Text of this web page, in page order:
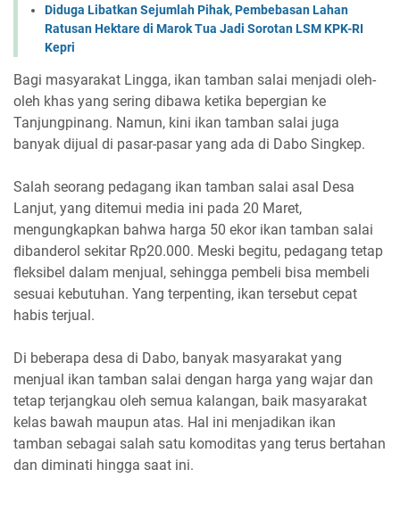
Diduga Libatkan Sejumlah Pihak, Pembebasan Lahan
Ratusan Hektare di Marok Tua Jadi Sorotan LSM KPK-RI
Kepri
Bagi masyarakat Lingga, ikan tamban salai menjadi oleh-
oleh khas yang sering dibawa ketika bepergian ke
Tanjungpinang. Namun, kini ikan tamban salai juga
banyak dijual di pasar-pasar yang ada di Dabo Singkep.
Salah seorang pedagang ikan tamban salai asal Desa
Lanjut, yang ditemui media ini pada 20 Maret,
mengungkapkan bahwa harga 50 ekor ikan tamban salai
dibanderol sekitar Rp20.000. Meski begitu, pedagang tetap
fleksibel dalam menjual, sehingga pembeli bisa membeli
sesuai kebutuhan. Yang terpenting, ikan tersebut cepat
habis terjual.
Di beberapa desa di Dabo, banyak masyarakat yang
menjual ikan tamban salai dengan harga yang wajar dan
tetap terjangkau oleh semua kalangan, baik masyarakat
kelas bawah maupun atas. Hal ini menjadikan ikan
tamban sebagai salah satu komoditas yang terus bertahan
dan diminati hingga saat ini.